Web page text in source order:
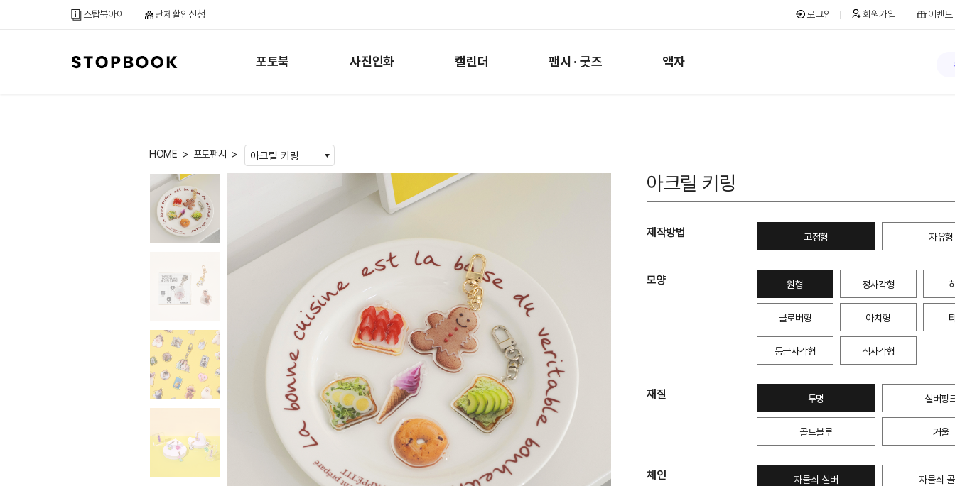
스탑북아이 단체할인신청 로그인 회원가입 이벤트
포토북 사진인화 캘린더 팬시 · 굿즈 액자
HOME 포토팬시
아크릴 키링
제작방법 고정형 자유형
모양 원형 정사각형
클로버형 아치형
둥근사각형 직사각형
재질 투명 실버핑
골드블루 거울
체인 자물쇠 실버 자물쇠